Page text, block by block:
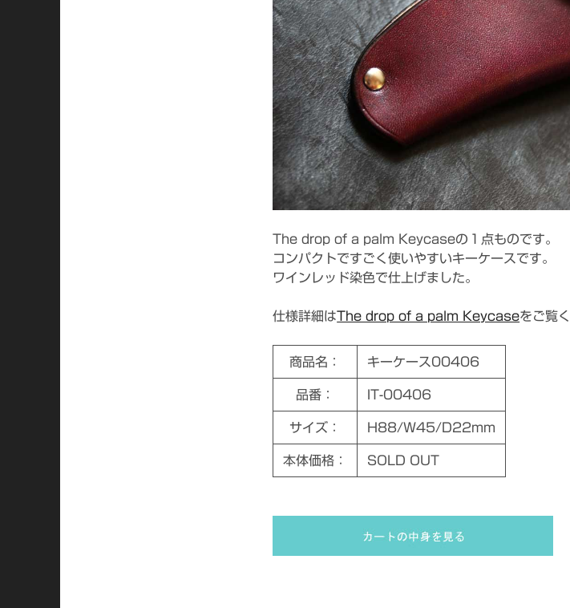
The drop of a palm Keycaseの１点ものです。
コンパクトですごく使いやすいキーケースです。
ワインレッド染色で仕上げました。
仕様詳細はThe drop of a palm Keycaseをご覧
商品名： キーケース00406
品番： IT-00406
サイズ： H88/W45/D22mm
本体価格： SOLD OUT